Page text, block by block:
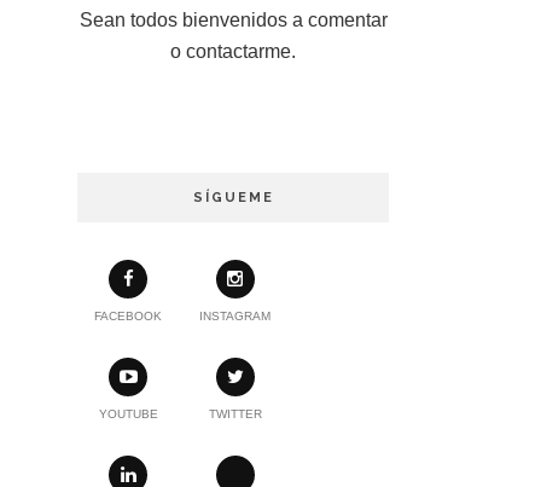
Sean todos bienvenidos a comentar
o contactarme.
SÍGUEME
FACEBOOK INSTAGRAM
YOUTUBE TWITTER